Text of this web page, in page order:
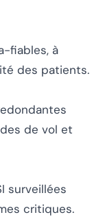
fiables, à
des patients.
de vol et
surveillées
critiques.